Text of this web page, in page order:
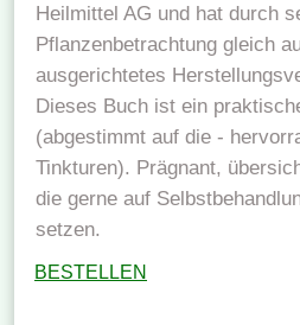
Heilmittel AG und hat durch
Pflanzenbetrachtung gleich
ausgerichtetes
Dieses Buch ist ein
(abgestimmt auf die -
Tinkturen). Prägnant,
die gerne auf
setzen.
BESTELLEN